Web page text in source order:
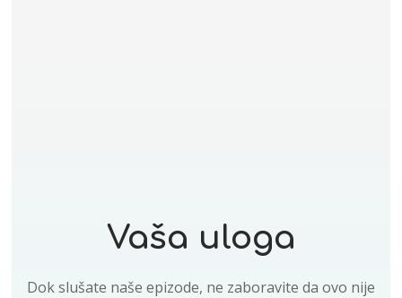
Vaša uloga
Dok slušate naše epizode, ne zaboravite da ovo nije